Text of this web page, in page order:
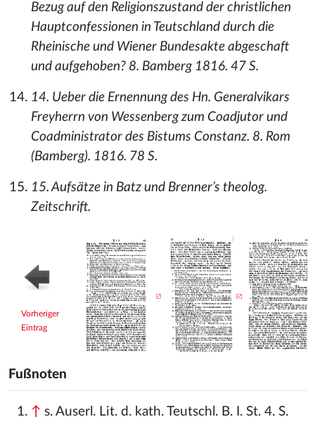
Bezug auf den Religionszustand der christlichen
Hauptconfessionen in Teutschland durch die
Rheinische und Wiener Bundesakte abgeschaft
und aufgehoben? 8. Bamberg 1816. 47 S.
14. Ueber die Ernennung des Hn. Generalvikars
Freyherrn von Wessenberg zum Coadjutor und
Coadministrator des Bistums Constanz. 8. Rom
(Bamberg). 1816. 78 S.
15. Aufsätze in Batz und Brenner’s theolog.
Zeitschrift.
Vorheriger
Eintrag
Fußnoten
↑ s. Auserl. Lit. d. kath. Teutschl. B. I. St. 4. S.